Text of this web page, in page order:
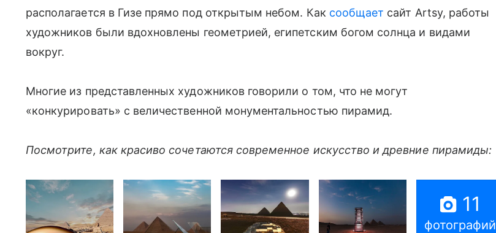
располагается в Гизе прямо под открытым небом. Как сообщает сайт Artsy, работы
художников были вдохновлены геометрией, египетским богом солнца и видами
вокруг.
Многие из представленных художников говорили о том, что не могут
«конкурировать» с величественной монументальностью пирамид.
Посмотрите, как красиво сочетаются современное искусство и древние пирамиды:
11
фотографий